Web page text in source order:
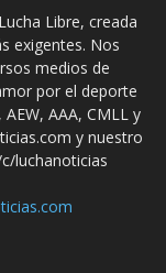
Libre, creada
exigentes. Nos
medios de
por el deporte
AAA, CMLL y
y nuestro
luchanoticias